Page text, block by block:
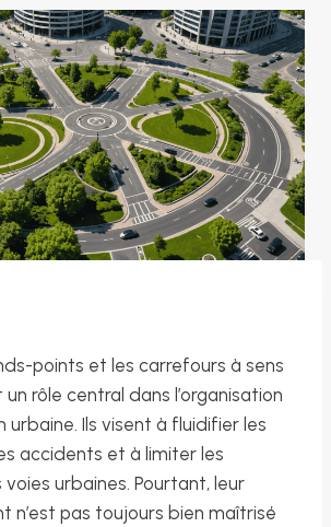
points et les carrefours à sens
rôle central dans l’organisation
urbaine. Ils visent à fluidifier les
accidents et à limiter les
voies urbaines. Pourtant, leur
n’est pas toujours bien maîtrisé